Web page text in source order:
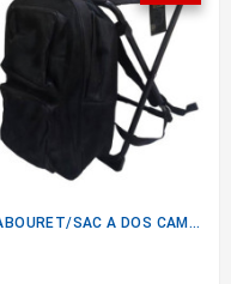
TABOURET/SAC A DOS CAMPING